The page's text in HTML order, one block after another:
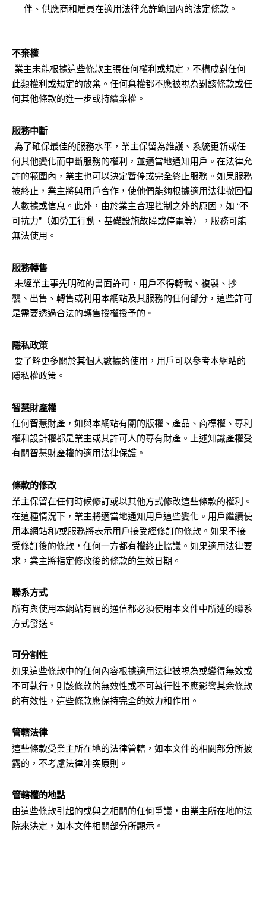
伴、供應商和雇員在適用法律允許範圍內的法定條款。
不棄權
業主未能根據這些條款主張任何權利或規定，不構成對任何
此類權利或規定的放棄。任何棄權都不應被視為對該條款或任
何其他條款的進一步或持續棄權。
服務中斷
為了確保最佳的服務水平，業主保留為維護、系統更新或任
何其他變化而中斷服務的權利，並適當地通知用戶。在法律允
許的範圍內，業主也可以決定暫停或完全終止服務。如果服務
被終止，業主將與用戶合作，使他們能夠根據適用法律撤回個
人數據或信息。此外，由於業主合理控制之外的原因，如 “不
可抗力”（如勞工行動、基礎設施故障或停電等），服務可能
無法使用。
服務轉售
未經業主事先明確的書面許可，用戶不得轉載、複製、抄
襲、出售、轉售或利用本網站及其服務的任何部分，這些許可
是需要透過合法的轉售授權授予的。
隱私政策
要了解更多關於其個人數據的使用，用戶可以參考本網站的
隱私權政策。
智慧財產權
任何智慧財產，如與本網站有關的版權、產品、商標權、專利
權和設計權都是業主或其許可人的專有財產。上述知識產權受
有關智慧財產權的適用法律保護。
條款的修改
業主保留在任何時候修訂或以其他方式修改這些條款的權利。
在這種情況下，業主將適當地通知用戶這些變化。用戶繼續使
用本網站和/或服務將表示用戶接受經修訂的條款。如果不接
受修訂後的條款，任何一方都有權終止協議。如果適用法律要
求，業主將指定修改後的條款的生效日期。
聯系方式
所有與使用本網站有關的通信都必須使用本文件中所述的聯系
方式發送。
可分割性
如果這些條款中的任何內容根據適用法律被視為或變得無效或
不可執行，則該條款的無效性或不可執行性不應影響其余條款
的有效性，這些條款應保持完全的效力和作用。
管轄法律
這些條款受業主所在地的法律管轄，如本文件的相關部分所披
露的，不考慮法律沖突原則。
管轄權的地點
由這些條款引起的或與之相關的任何爭議，由業主所在地的法
院來決定，如本文件相關部分所顯示。